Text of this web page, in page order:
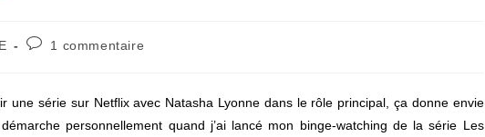
Commentaires
1 commentaire
une série sur Netflix avec Natasha Lyonne dans le rôle principal, ça donne envie
personnellement quand j’ai lancé mon binge-watching de la série Les